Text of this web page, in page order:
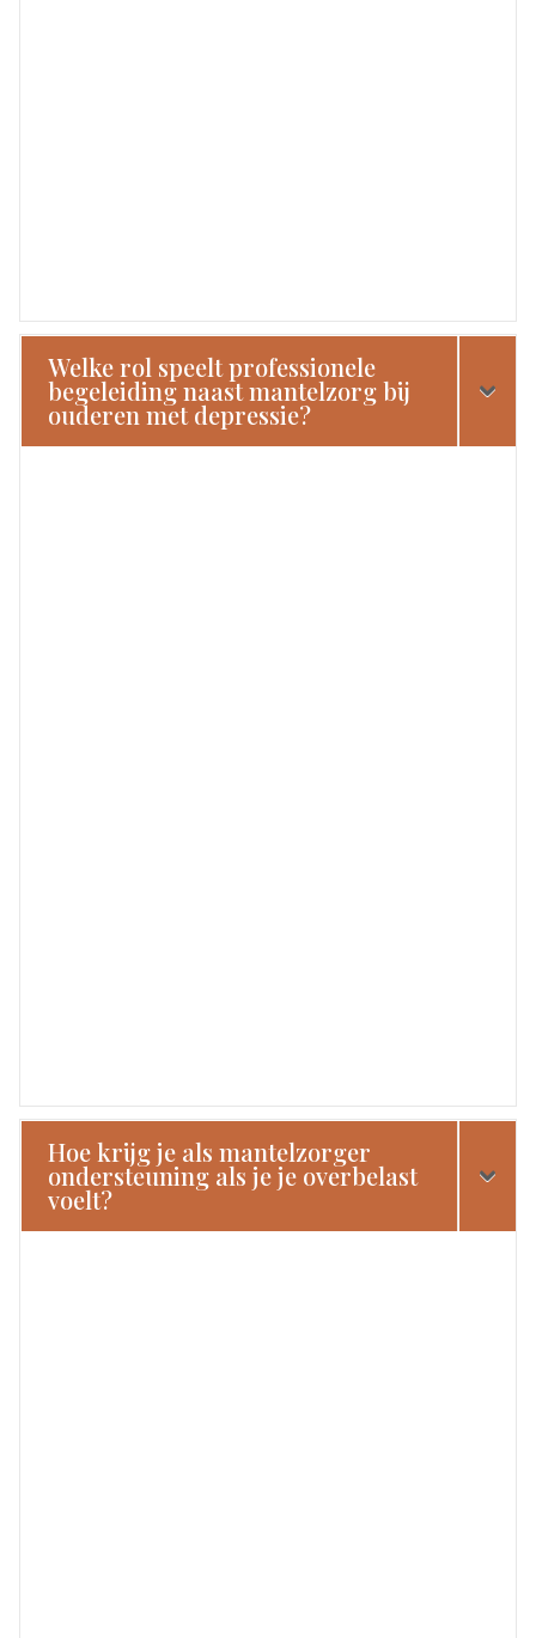
Welke rol speelt professionele
begeleiding naast mantelzorg bij
ouderen met depressie?
Hoe krijg je als mantelzorger
ondersteuning als je je overbelast
voelt?